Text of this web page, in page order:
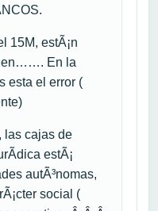
15M, estÃ¡n
En la
esta el error (
las cajas de
estÃ¡
autÃ³nomas,
social (